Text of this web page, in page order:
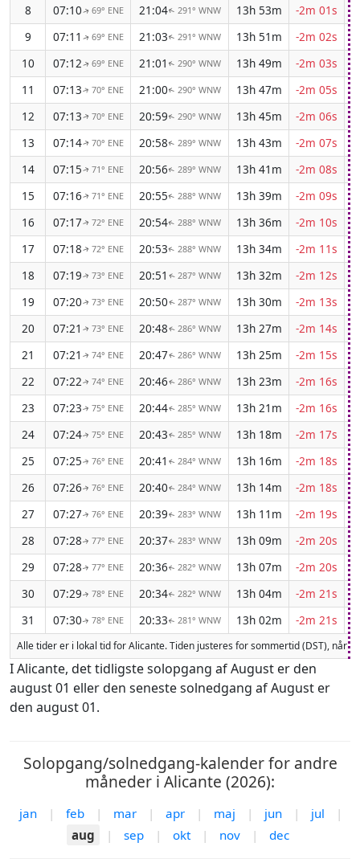
8
07:10↑ 69° ENE 21:04↑ 291° WNW 13h 53m
-2m 01s
9
07:11 ↑ 69° ENE 21:03↑ 291° WNW 13h 51m
-2m 02s
10
07:12↑ 69° ENE 21:01 ↑ 290° WNW 13h 49m
-2m 03s
11
07:13↑ 70° ENE 21:00↑ 290° WNW 13h 47m
-2m 05s
12
07:13↑ 70° ENE 20:59↑ 290° WNW 13h 45m
-2m 06s
13
07:14↑ 70° ENE 20:58↑ 289° WNW 13h 43m
-2m 07s
14
07:15↑ 71° ENE 20:56↑ 289° WNW 13h 41m
-2m 08s
15
07:16↑ 71° ENE 20:55↑ 288° WNW 13h 39m
-2m 09s
16
07:17↑ 72° ENE 20:54↑ 288° WNW 13h 36m
-2m 10s
17
07:18↑ 72° ENE 20:53↑ 288° WNW 13h 34m
-2m 11s
18
07:19↑ 73° ENE 20:51 ↑ 287° WNW 13h 32m
-2m 12s
19
07:20↑ 73° ENE 20:50↑ 287° WNW 13h 30m
-2m 13s
20
07:21 ↑ 73° ENE 20:48↑ 286° WNW 13h 27m
-2m 14s
21
07:21 ↑ 74° ENE 20:47↑ 286° WNW 13h 25m
-2m 15s
22
07:22↑ 74° ENE 20:46↑ 286° WNW 13h 23m
-2m 16s
23
07:23↑ 75° ENE 20:44↑ 285° WNW 13h 21m
-2m 16s
24
07:24↑ 75° ENE 20:43↑ 285° WNW 13h 18m
-2m 17s
25
07:25↑ 76° ENE 20:41 ↑ 284° WNW 13h 16m
-2m 18s
26
07:26↑ 76° ENE 20:40↑ 284° WNW 13h 14m
-2m 18s
27
07:27↑ 76° ENE 20:39↑ 283° WNW 13h 11m
-2m 19s
28
07:28↑ 77° ENE 20:37↑ 283° WNW 13h 09m
-2m 20s
29
07:28↑ 77° ENE 20:36↑ 282° WNW 13h 07m
-2m 20s
30
07:29↑ 78° ENE 20:34↑ 282° WNW 13h 04m
-2m 21s
31
07:30↑ 78° ENE 20:33↑ 281° WNW 13h 02m -2m 21s
Alle tider er i lokal tid for Alicante. Tiden justeres for sommertid (DST), når
I Alicante, det tidligste solopgang af August er den
august 01 eller den seneste solnedgang af August er
den august 01.
Solopgang/solnedgang-kalender for andre
måneder i Alicante (2026):
jan | feb | mar | apr | maj | jun | jul
|
aug
| sep | okt | nov | dec